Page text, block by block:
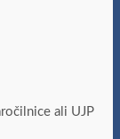
ali UJP